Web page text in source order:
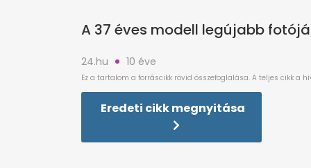
A 37 éves modell legújabb
24.hu 10 éve
Eredeti cikk megnyitása